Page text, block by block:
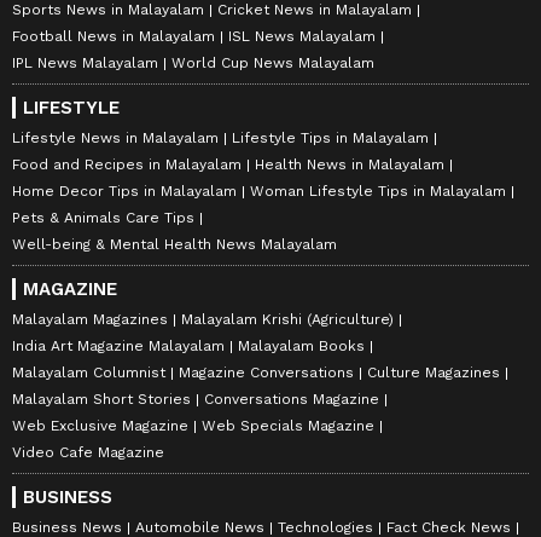
Sports News in Malayalam
Cricket News in Malayalam
Football News in Malayalam
ISL News Malayalam
IPL News Malayalam
World Cup News Malayalam
LIFESTYLE
Lifestyle News in Malayalam
Lifestyle Tips in Malayalam
Food and Recipes in Malayalam
Health News in Malayalam
Home Decor Tips in Malayalam
Woman Lifestyle Tips in Malayalam
Pets & Animals Care Tips
Well-being & Mental Health News Malayalam
MAGAZINE
Malayalam Magazines
Malayalam Krishi (Agriculture)
India Art Magazine Malayalam
Malayalam Books
Malayalam Columnist
Magazine Conversations
Culture Magazines
Malayalam Short Stories
Conversations Magazine
Web Exclusive Magazine
Web Specials Magazine
Video Cafe Magazine
BUSINESS
Business News Automobile News Technologies
Fact Check News